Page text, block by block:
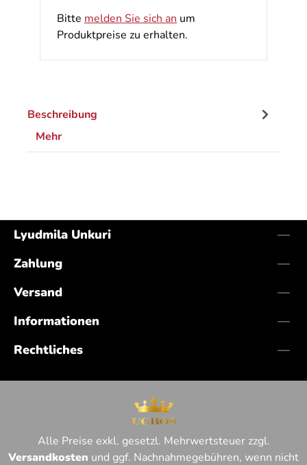
Bitte melden Sie sich an um
Produktpreise zu erhalten.
Beschreibung
Mehr
Lyudmila Unkuri
Zahlung
Versand
Informationen
Rechtliches
Alle Preise exkl. gesetzl. Mehrwertsteuer zzgl.
Versandkosten und ggf. Nachnahmegebühren, wenn nicht